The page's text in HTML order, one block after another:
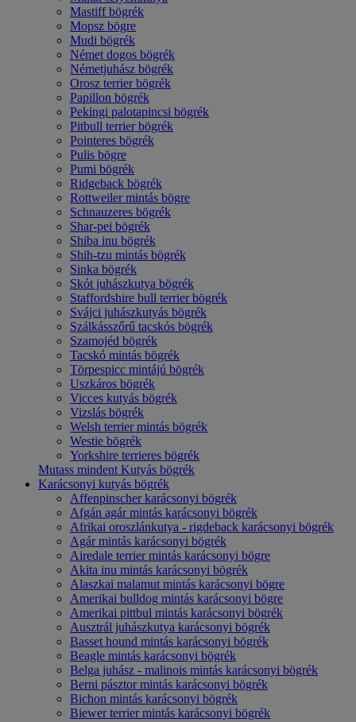
Mastiff bögrék
Mopsz bögre
Mudi bögrék
Német dogos bögrék
Németjuhász bögrék
Orosz terrier bögrék
Papillon bögrék
Pekingi palotapincsi bögrék
Pitbull terrier bögrék
Pointeres bögrék
Pulis bögre
Pumi bögrék
Ridgeback bögrék
Rottweiler mintás bögre
Schnauzeres bögrék
Shar-pei bögrék
Shiba inu bögrék
Shih-tzu mintás bögrék
Sinka bögrék
Skót juhászkutya bögrék
Staffordshire bull terrier bögrék
Svájci juhászkutyás bögrék
Szálkásszőrű tacskós bögrék
Szamojéd bögrék
Tacskó mintás bögrék
Törpespicc mintájú bögrék
Uszkáros bögrék
Vicces kutyás bögrék
Vizslás bögrék
Welsh terrier mintás bögrék
Westie bögrék
Yorkshire terrieres bögrék
Mutass mindent Kutyás bögrék
Karácsonyi kutyás bögrék
Affenpinscher karácsonyi bögrék
Afgán agár mintás karácsonyi bögrék
Afrikai oroszlánkutya - rigdeback karácsonyi bögrék
Agár mintás karácsonyi bögrék
Airedale terrier mintás karácsonyi bögre
Akita inu mintás karácsonyi bögrék
Alaszkai malamut mintás karácsonyi bögre
Amerikai bulldog mintás karácsonyi bögre
Amerikai pittbul mintás karácsonyi bögrék
Ausztrál juhászkutya karácsonyi bögrék
Basset hound mintás karácsonyi bögrék
Beagle mintás karácsonyi bögrék
Belga juhász - malinois mintás karácsonyi bögrék
Berni pásztor mintás karácsonyi bögrék
Bichon mintás karácsonyi bögrék
Biewer terrier mintás karácsonyi bögrék